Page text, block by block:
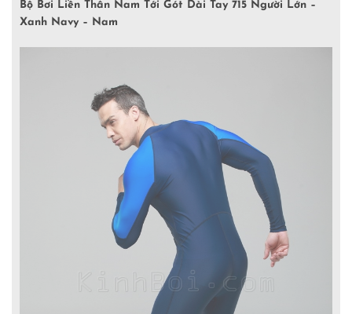
Bộ Bơi Liền Thân Nam Tới Gót Dài Tay 715 Người Lớn –
Xanh Navy – Nam